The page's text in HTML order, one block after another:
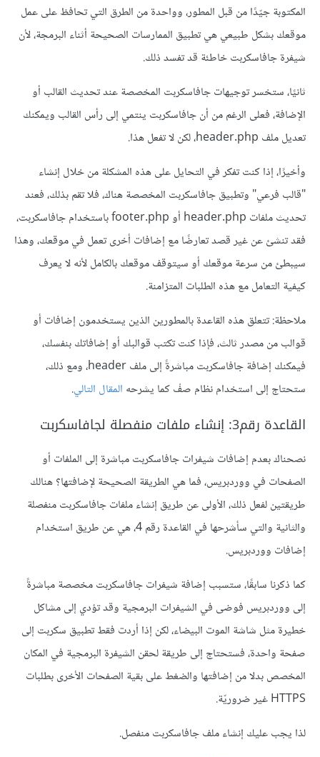
المكتوبة جيّدًا من قبل المطور، وواحدة من الطرق التي تحافظ على عمل
موقعك بشكل طبيعي هي تطبيق الممارسات الصحيحة أثناء البرمجة، لأن
شيفرة جافاسكربت خاطئة قد تفسد ذلك.
ثانيًا، ستخسر توجيهات جافاسكربت المخصصة عند تحديث القالب أو
الإضافة، فعلى الرغم من أن جافاسكربت ينتمي إلى رأس القالب ويمكنك
تعديل ملف header.php، لكن لا تفعل هذا.
وأخيرًا، إذا كنت تفكر في التحايل على هذه المشكلة من خلال إنشاء
"قالب فرعي" وتطبيق جافاسكربت المخصصة هناك، فلا تقم بذلك، فعند
تحديث ملفات header.php أو footer.php باستخدام جافاسكربت،
فقد تنشئ عن غير قصد تعارضًا مع إضافات أخرى تعمل في موقعك، وهذا
سيبطئ من سرعة موقعك أو سيتوقف موقعك بالكامل لأنه لا يعرف
كيفية التعامل مع هذه الطلبات المتزامنة.
ملاحظة: تتعلق هذه القاعدة بالمطورين الذين يستخدمون إضافات أو
قوالب من مصدر ثالث، فإذا كنت تكتب قوالبك أو إضافاتك بنفسك،
فيمكنك إضافة جافاسكربت مباشرةً إلى ملف header، ومع ذلك،
ستحتاج إلى استخدام نظام صفْ كما يشرحه المقال التالي.
القاعدة رقم3: إنشاء ملفات منفصلة لجافاسكربت
نصحناك بعدم إضافات شيفرات جافاسكربت مباشرة إلى الملفات أو
الصفحات في ووردبريس، فما هي الطريقة الصحيحة لإضافتها؟ هنالك
طريقتين لفعل ذلك، الأولى عن طريق إنشاء ملفات جافاسكربت منفصلة
والثانية والتي سأشرحها في القاعدة رقم 4، هي عن طريق استخدام
إضافات ووردبريس.
كما ذكرنا سابقًا، ستسبب إضافة شيفرات جافاسكربت مخصصة مباشرةً
إلى ووردبريس فوضى في الشيفرات البرمجية وقد تؤدي إلى مشاكل
خطيرة مثل شاشة الموت البيضاء، لكن إذا أردت فقط تطبيق سكربت إلى
صفحة واحدة، فستحتاج إلى طريقة لحقن الشيفرة البرمجية في المكان
المخصص بدلا من إضافتها والضغط على بقية الصفحات الأخرى بطلبات
HTTPS غير ضروريّة.
لذا يجب عليك إنشاء ملف جافاسكربت منفصل.